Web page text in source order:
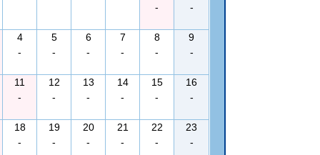
-
-
4
-
5
-
6
-
7
-
8
-
9
-
11
-
12
-
13
-
14
-
15
-
16
-
18
-
19
-
20
-
21
-
22
-
23
-